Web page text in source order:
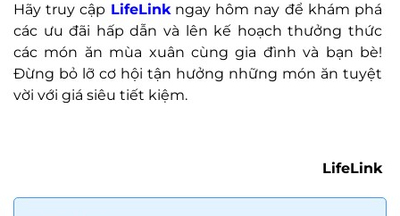
Hãy truy cập LifeLinkngay hôm nay để khám phá
các ưu đãi hấp dẫn và lên kế hoạch thưởng thức
các món ăn mùa xuân cùng gia đình và bạn bè!
Đừng bỏ lỡ cơ hội tận hưởng những món ăn tuyệt
vời với giá siêu tiết kiệm.
LifeLink